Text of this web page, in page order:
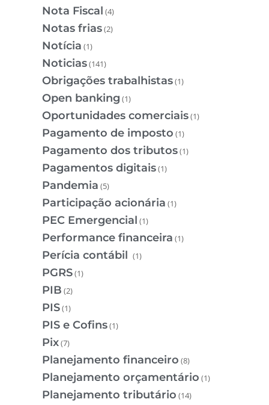
Nota Fiscal (4)
Notas frias(2)
Notícia (1)
Noticias(141)
Obrigações trabalhistas(1)
Open banking (1)
Oportunidades comerciais(1)
Pagamento de imposto (1)
Pagamento dos tributos(1)
Pagamentos digitais(1)
Pandemia (5)
Participação acionária (1)
PEC Emergencial (1)
Performance financeira (1)
Perícia contábil (1)
PGRS(1)
PIB (2)
PIS(1)
PIS e Cofins(1)
Pix(7)
Planejamento financeiro (8)
Planejamento orçamentário (1)
Planejamento tributário (14)